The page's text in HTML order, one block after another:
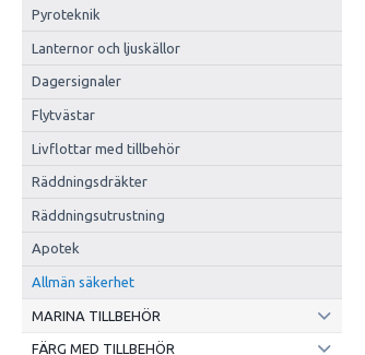
Pyroteknik
Lanternor och ljuskällor
Dagersignaler
Flytvästar
Livflottar med tillbehör
Räddningsdräkter
Räddningsutrustning
Apotek
Allmän säkerhet
MARINA TILLBEHÖR
FÄRG MED TILLBEHÖR